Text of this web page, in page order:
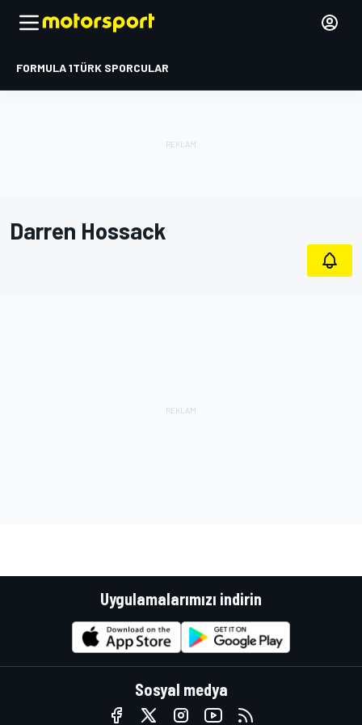
FORMULA 1TÜRK SPORCULAR
Darren Hossack
Uygulamalarımızı indirin
Sosyal medya